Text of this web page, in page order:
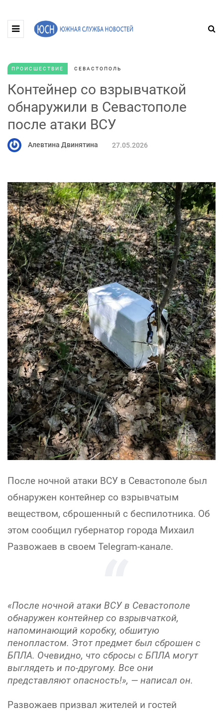
ПРОИСШЕСТВИЕ СЕВАСТОПОЛЬ
Контейнер со взрывчаткой
обнаружили в Севастополе
после атаки ВСУ
Алевтина Двинятина 27.05.2026
После ночной атаки ВСУ в Севастополе был
обнаружен контейнер со взрывчатым
веществом, сброшенный с беспилотника. Об
этом сообщил губернатор города Михаил
Развожаев в своем Telegram-канале.
«После ночной атаки ВСУ в Севастополе
обнаружен контейнер со взрывчаткой,
напоминающий коробку, обшитую
пенопластом. Этот предмет был сброшен с
БПЛА. Очевидно, что сбросы с БПЛА могут
выглядеть и по-другому. Все они
представляют опасность!», — написал он.
Развожаев призвал жителей и гостей